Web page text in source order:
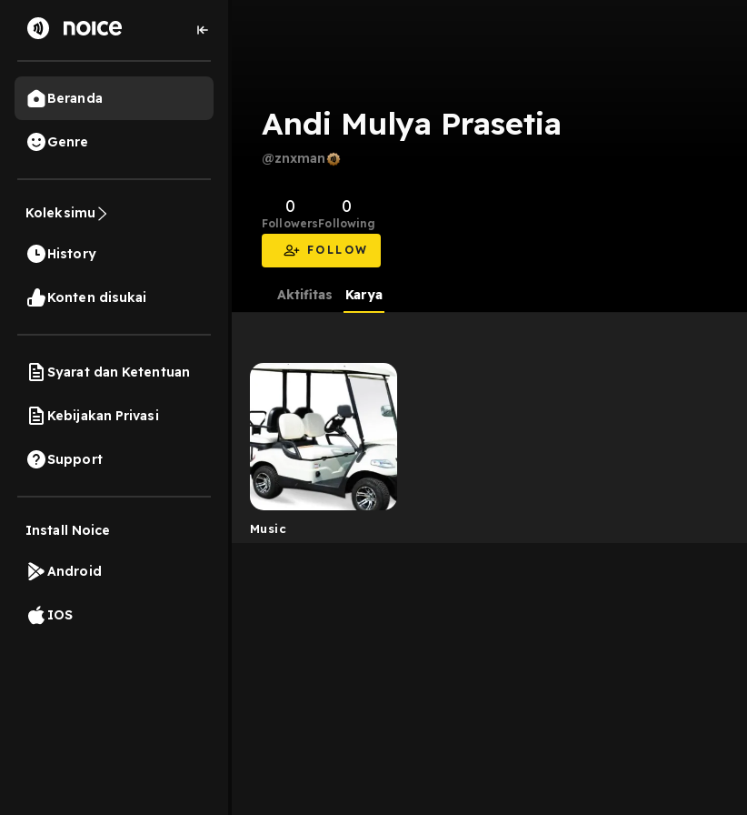
Beranda
Genre
Koleksimu
History
Konten disukai
Syarat dan Ketentuan
Kebijakan Privasi
Support
Install Noice
Android
IOS
Andi Mulya Prasetia
@znxman
0
Followers
0
Following
FOLLOW
Aktifitas Karya
Music